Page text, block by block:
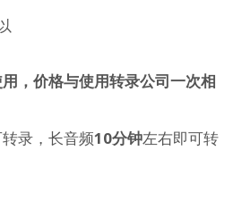
， 价格与使用转录公司一次相
录，长音频10分钟左右即可转